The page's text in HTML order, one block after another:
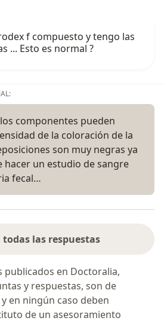
f compuesto y tengo las
... Esto es normal ?
componentes pueden
de la coloración de la
son muy negras ya
hacer un estudio de sangre
fecal…
las respuestas
publicados en Doctoralia,
y respuestas, son de
en ningún caso deben
de un asesoramiento